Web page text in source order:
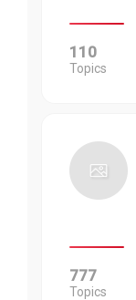
110
Topics
777
Topics